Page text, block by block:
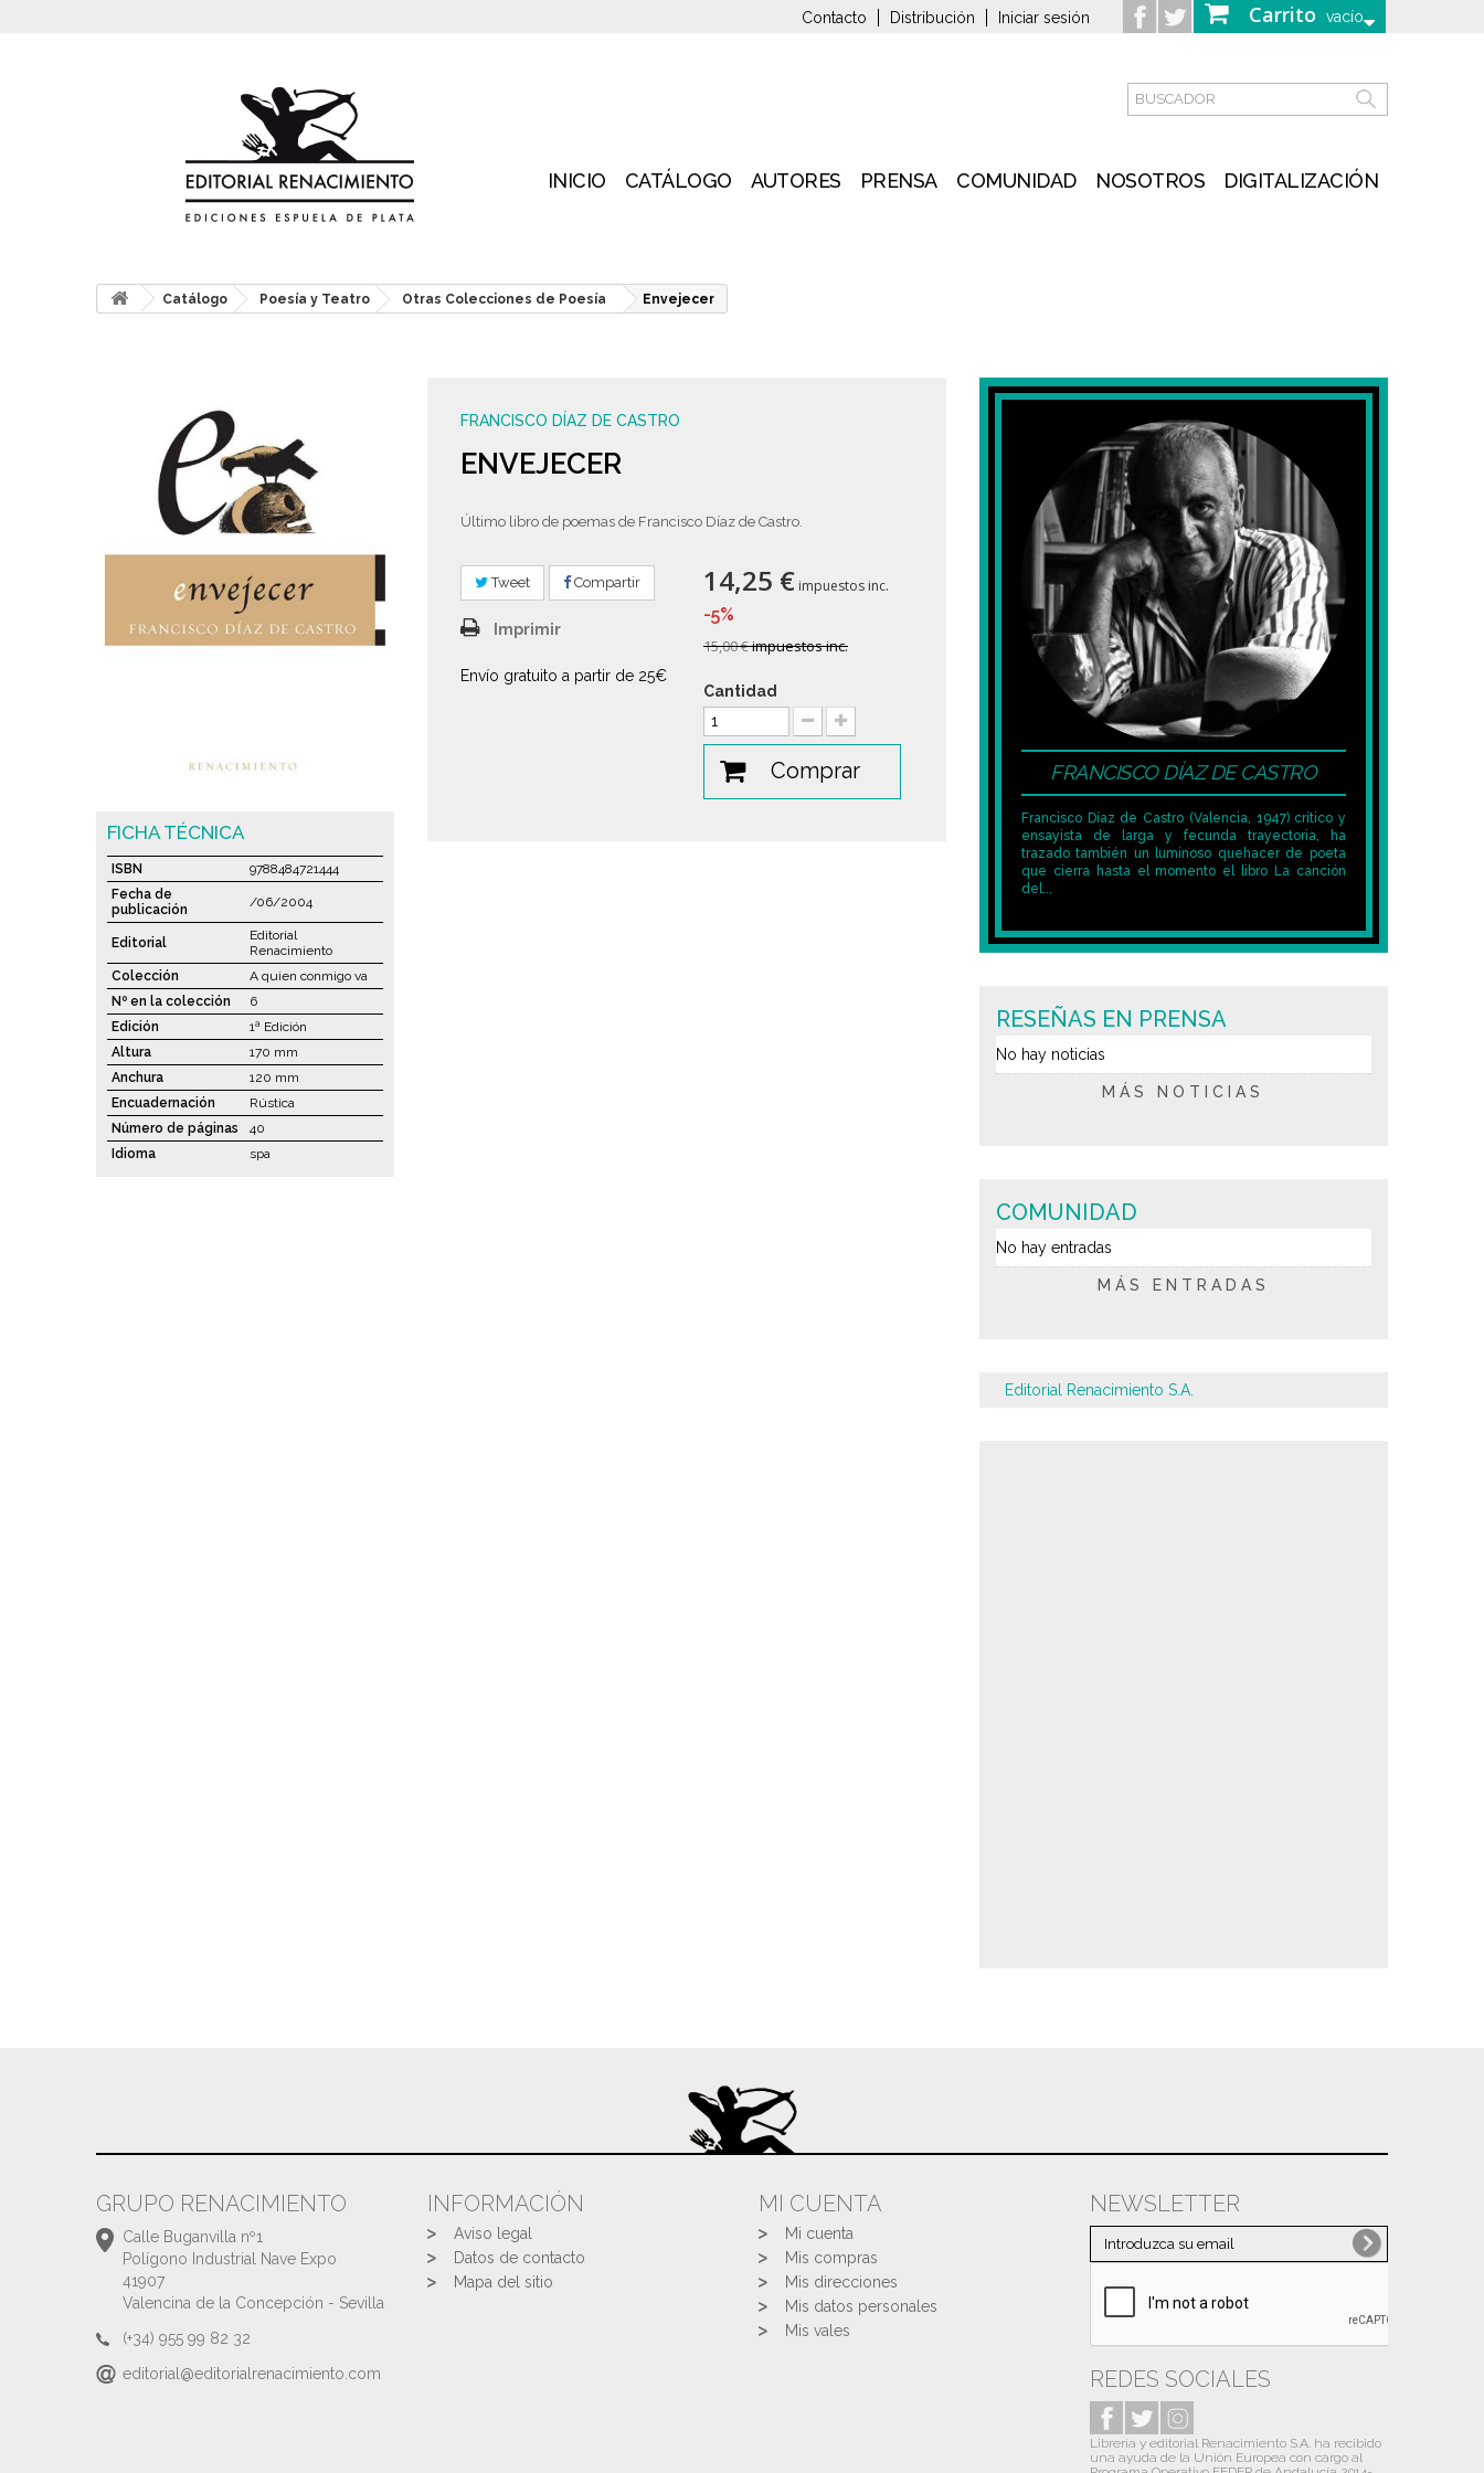
Carrito vacío
Contacto Distribución Iniciar sesión
INICIO CATÁLOGO AUTORES PRENSA COMUNIDAD NOSOTROS DIGITALIZACIÓN
Catálogo Poesía y Teatro Otras Colecciones de Poesía Envejecer
FRANCISCO DÍAZ DE CASTRO
ENVEJECER
Último libro de poemas de Francisco Díaz de Castro.
Tweet Compartir
Imprimir
Envío gratuito a partir de 25€
14,25 € impuestos inc.
-5%
15,00 €impuestos inc.
Cantidad
Comprar
FICHA TÉCNICA
ISBN
9788484721444
Fecha de
publicación
/06/2004
Editorial
Editorial
Renacimiento
Colección
A quien conmigo va
Nº en la colección
6
Edición
1ª Edición
Altura
170 mm
Anchura
120 mm
Encuadernación
Rústica
Número de páginas
40
Idioma
spa
FRANCISCO DÍAZ DE CASTRO
Francisco Díaz de Castro (Valencia, 1947) crítico y
ensayista de larga y fecunda trayectoria, ha
trazado también un luminoso quehacer de poeta
que cierra hasta el momento el libro La canción
del...
RESEÑAS EN PRENSA
No hay noticias
MÁS NOTICIAS
COMUNIDAD
No hay entradas
MÁS ENTRADAS
Editorial Renacimiento S.A.
GRUPO RENACIMIENTO
Calle Buganvilla nº1
Polígono Industrial Nave Expo
41907
Valencina de la Concepción - Sevilla
(+34) 955 99 82 32
editorial@editorialrenacimiento.com
INFORMACIÓN
Aviso legal
Datos de contacto
Mapa del sitio
MI CUENTA
Mi cuenta
Mis compras
Mis direcciones
Mis datos personales
Mis vales
NEWSLETTER
REDES SOCIALES
Librería y editorial Renacimiento S.A. ha recibido
una ayuda de la Unión Europea con cargo al